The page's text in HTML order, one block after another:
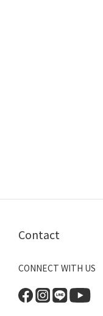
Contact
CONNECT WITH US